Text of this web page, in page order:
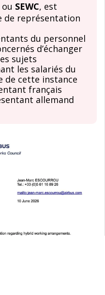
ou SEWC, est
de représentation
du personnel
d’échanger
sujets
les salariés du
de cette instance
français
allemand